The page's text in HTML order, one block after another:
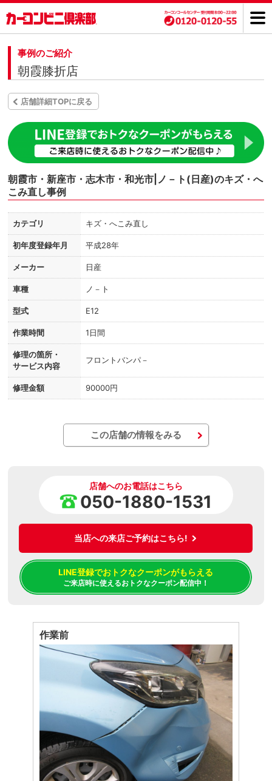
事例のご紹介
朝霞膝折店
店舗詳細TOPに戻る
朝霞市・新座市・志木市・和光市|ノ－ト(日産)のキズ・へ
こみ直し事例
カテゴリ キズ・へこみ直し
初年度登録年月 平成28年
メーカー 日産
車種 ノ－ト
型式 E12
作業時間 1日間
修理の箇所・
サービス内容
フロントバンパ－
修理金額 90000円
この店舗の情報をみる
店舗へのお電話はこちら
050-1880-1531
当店への来店ご予約はこちら!
LINE登録でおトクなクーポンがもらえる
ご来店時に使えるおトクなクーポン配信中！
作業前